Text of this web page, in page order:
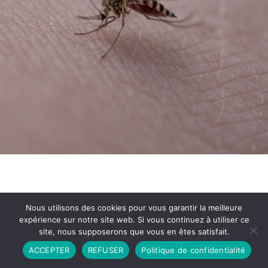
Partenariat Contact
Politique de Confidentialité
CGU
Copyright © 2026 - Propulsé par DIEUDUDIABLE
Nous utilisons des cookies pour vous garantir la meilleure
expérience sur notre site web. Si vous continuez à utiliser ce
site, nous supposerons que vous en êtes satisfait.
ACCEPTER
REFUSER Politique de confidentialité